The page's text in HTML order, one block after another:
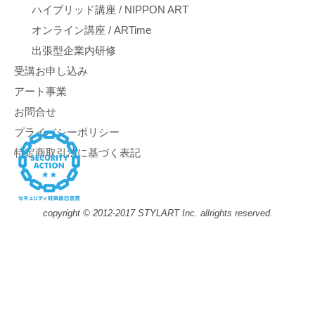
ハイブリッド講座 / NIPPON ART
オンライン講座 / ARTime
出張型企業内研修
受講お申し込み
アート事業
お問合せ
プライバシーポリシー
特定商取引法に基づく表記
copyright © 2012-2017 STYLART Inc. allrights reserved.